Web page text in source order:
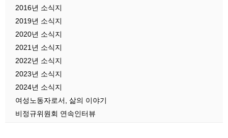
2016년 소식지
2019년 소식지
2020년 소식지
2021년 소식지
2022년 소식지
2023년 소식지
2024년 소식지
여성노동자로서, 삶의 이야기
비정규위원회 연속인터뷰